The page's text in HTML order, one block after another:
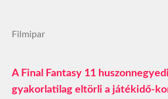
Filmipar
A Final Fantasy 11
gyakorlatilag eltörli a játékidő-